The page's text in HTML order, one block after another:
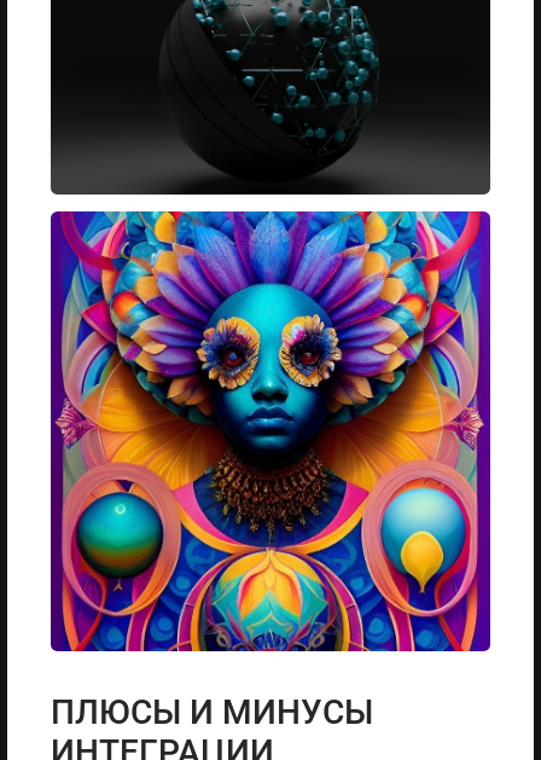
ПЛЮСЫ И МИНУСЫ
ИНТЕГРАЦИИ